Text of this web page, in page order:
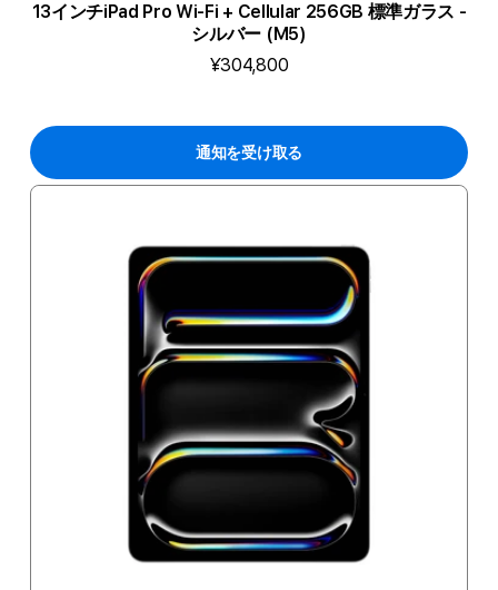
13インチiPad Pro Wi-Fi + Cellular 256GB 標準ガラス -
シルバー (M5)
¥304,800
通知を受け取る